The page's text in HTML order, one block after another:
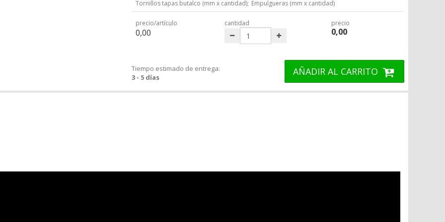
Tornillos tapas butalco (mm x cantidad); Empulgueras (mm x cantidad)
precio/artículo
0,00
cantidad precio
0,00
Tiempo estimado de entrega:
3 - 5 días
AÑADIR AL CARRITO